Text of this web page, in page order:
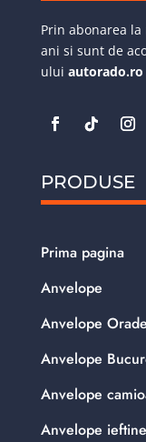
Prin abonarea
ani si sunt de
ului autorado.ro
PRODUSE
Prima pagina
Anvelope
Anvelope
Anvelope
Anvelope
Anvelope